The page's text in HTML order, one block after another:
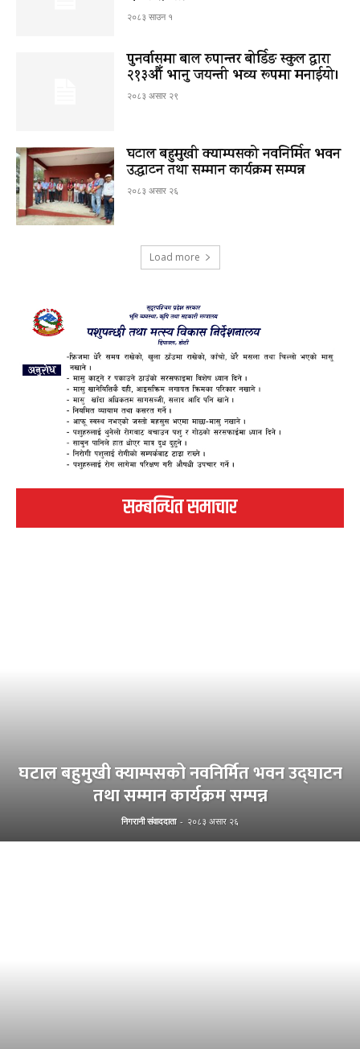
२०८३ साउन १
पुनर्वासमा बाल रुपान्तर बोर्डिङ स्कुल द्धारा
२१३औँ भानु जयन्ती भव्य रूपमा मनाईयो।
२०८३ असार २९
घटाल बहुमुखी क्याम्पसको नवनिर्मित भवन
उद्घाटन तथा सम्मान कार्यक्रम सम्पन्न
२०८३ असार २६
Load more
सम्बन्धित समाचार
घटाल बहुमुखी क्याम्पसको नवनिर्मित भवन उद्घाटन
तथा सम्मान कार्यक्रम सम्पन्न
निगरानी संवाददाता - २०८३ असार २६